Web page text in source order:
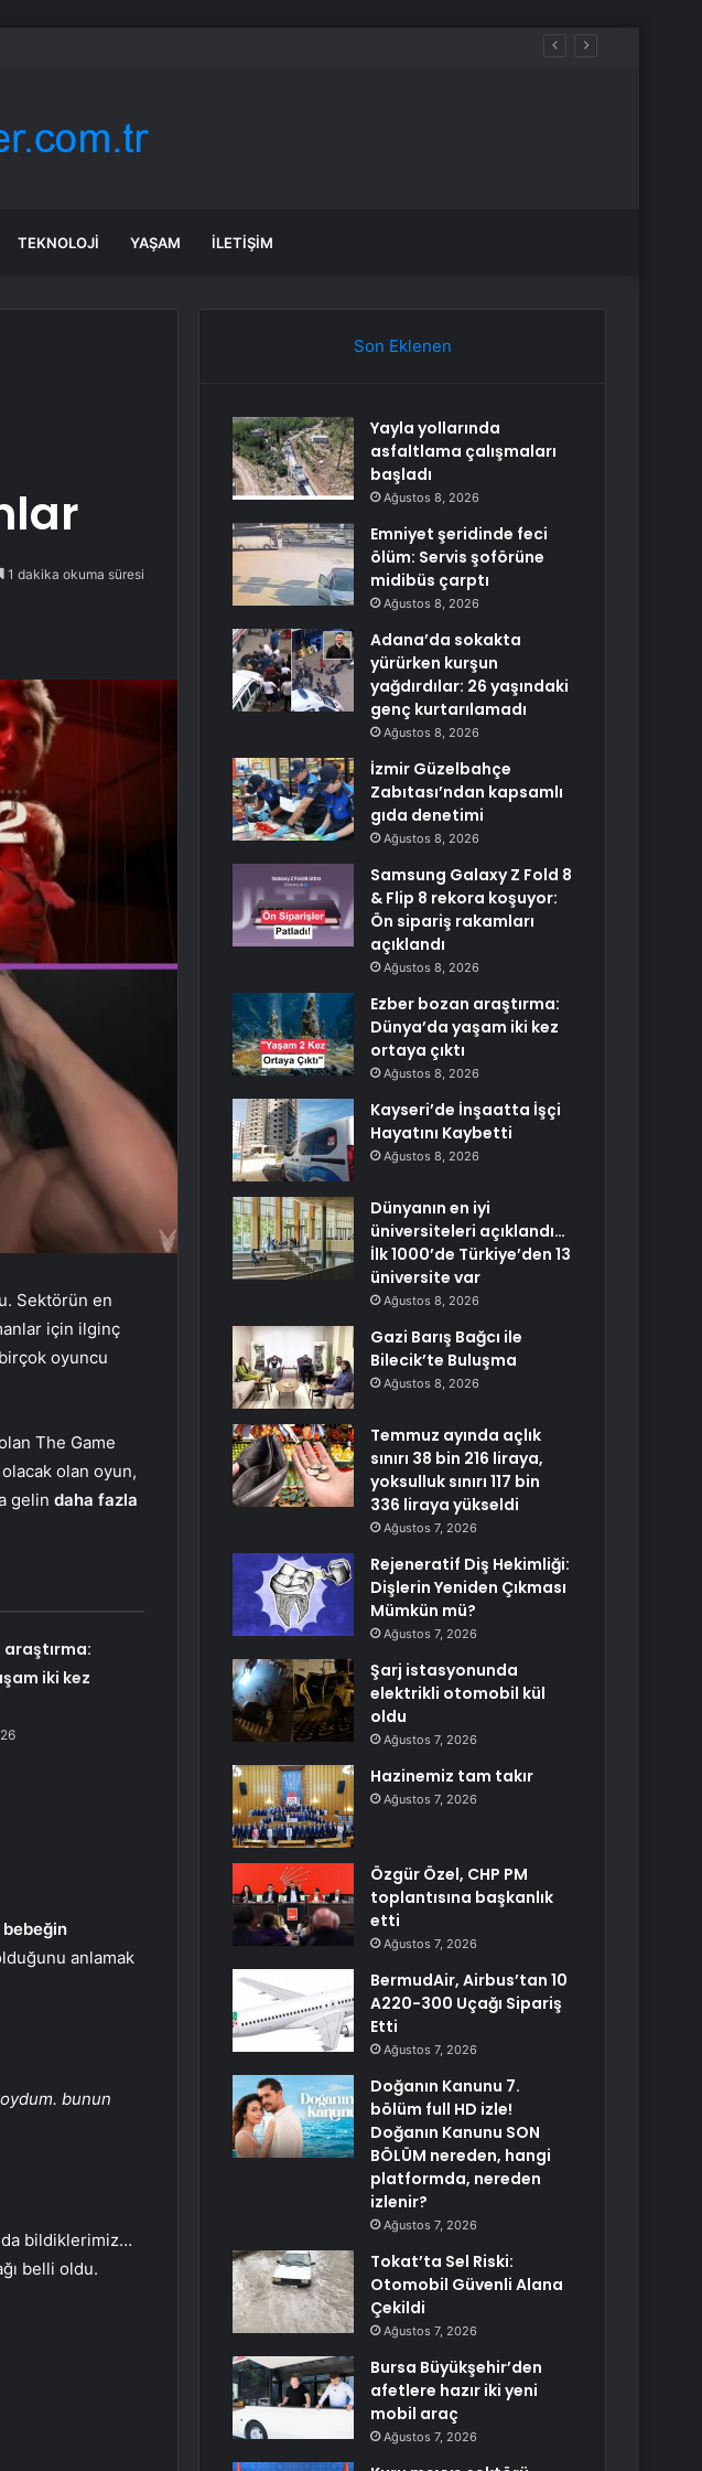
çarptı
TEKNOLOJI YAŞAM İLETIŞIM
1 dakika okuma süresi
Sektörün en
için ilginç
oyuncu
The Game
olan oyun,
gelin daha fazla
araştırma:
iki kez
bebeğin
anlamak
bunun
bildiklerimiz…
belli oldu.
Son Eklenen
Yayla yollarında
asfaltlama çalışmaları
başladı
Ağustos 8, 2026
Emniyet şeridinde feci
ölüm: Servis şoförüne
midibüs çarptı
Ağustos 8, 2026
Adana’da sokakta
yürürken kurşun
yağdırdılar: 26 yaşındaki
genç kurtarılamadı
Ağustos 8, 2026
İzmir Güzelbahçe
Zabıtası’ndan kapsamlı
gıda denetimi
Ağustos 8, 2026
Samsung Galaxy Z Fold 8
& Flip 8 rekora koşuyor:
Ön sipariş rakamları
açıklandı
Ağustos 8, 2026
Ezber bozan araştırma:
Dünya’da yaşam iki kez
ortaya çıktı
Ağustos 8, 2026
Kayseri’de İnşaatta İşçi
Hayatını Kaybetti
Ağustos 8, 2026
Dünyanın en iyi
üniversiteleri açıklandı…
İlk 1000’de Türkiye’den 13
üniversite var
Ağustos 8, 2026
Gazi Barış Bağcı ile
Bilecik’te Buluşma
Ağustos 8, 2026
Temmuz ayında açlık
sınırı 38 bin 216 liraya,
yoksulluk sınırı 117 bin
336 liraya yükseldi
Ağustos 7, 2026
Rejeneratif Diş Hekimliği:
Dişlerin Yeniden Çıkması
Mümkün mü?
Ağustos 7, 2026
Şarj istasyonunda
elektrikli otomobil kül
oldu
Ağustos 7, 2026
Hazinemiz tam takır
Ağustos 7, 2026
Özgür Özel, CHP PM
toplantısına başkanlık
etti
Ağustos 7, 2026
BermudAir, Airbus’tan 10
A220-300 Uçağı Sipariş
Etti
Ağustos 7, 2026
Doğanın Kanunu 7.
bölüm full HD izle!
Doğanın Kanunu SON
BÖLÜM nereden, hangi
platformda, nereden
izlenir?
Ağustos 7, 2026
Tokat’ta Sel Riski:
Otomobil Güvenli Alana
Çekildi
Ağustos 7, 2026
Bursa Büyükşehir’den
afetlere hazır iki yeni
mobil araç
Ağustos 7, 2026